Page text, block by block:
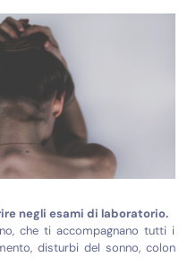
negli esami di laboratorio.
che ti accompagnano tutti i
disturbi del sonno, colon